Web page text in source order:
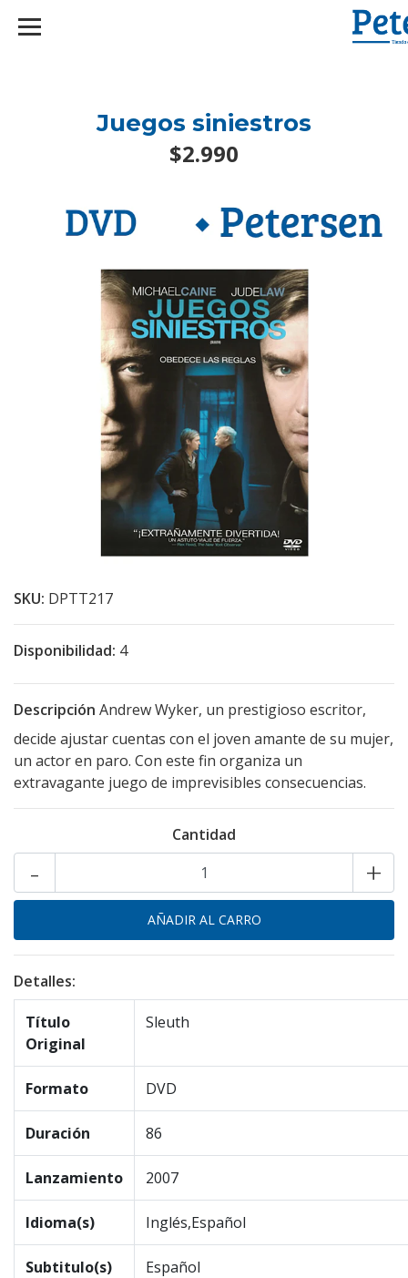
Juegos siniestros
$2.990
SKU: DPTT217
Disponibilidad: 4
Descripción Andrew Wyker, un prestigioso escritor,
decide ajustar cuentas con el joven amante de su mujer,
un actor en paro. Con este fin organiza un
extravagante juego de imprevisibles consecuencias.
Cantidad
+
-
Detalles:
Título
Original
Sleuth
Formato DVD
Duración 86
Lanzamiento 2007
Idioma(s) Inglés,Español
Subtitulo(s) Español